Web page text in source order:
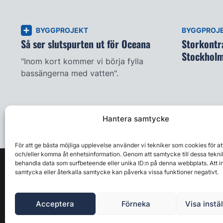
Hantera samtycke
För att ge bästa möjliga upplevelse använder vi tekniker som cookies för
och/eller komma åt enhetsinformation. Genom att samtycke till dessa
behandla data som surfbeteende eller unika ID:n på denna webbplats. Att
samtycka eller återkalla samtycke kan påverka vissa funktioner negativt.
Acceptera Förneka Visa
BYGGPROJEKT
Så ser slutspurten ut för Oceana
"Inom kort kommer vi börja fylla
bassängerna med vatten".